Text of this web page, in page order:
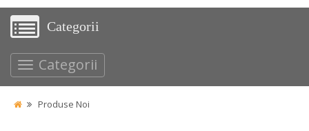
Categorii
Categorii
Produse Noi